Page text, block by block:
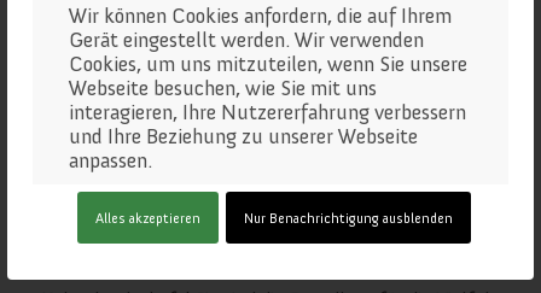
Wir können Cookies anfordern, die auf Ihrem
Gerät eingestellt werden. Wir verwenden
Cookies, um uns mitzuteilen, wenn Sie unsere
Webseite besuchen, wie Sie mit uns
interagieren, Ihre Nutzererfahrung verbessern
und Ihre Beziehung zu unserer Webseite
anpassen.
Klicken Sie auf die verschiedenen
Kategorienüberschriften, um mehr zu
erfahren. Sie können auch einige Ihrer
Einstellungen ändern. Beachten Sie, dass das
Alles akzeptieren Nur Benachrichtigung ausblenden
Quelle: © Hans Feßl
Respekt und Weitsicht
Bgm. Johann Feßl, Obmann Oö.
Almverein
„Unsere Almen wurden durch harte Arbeit vieler